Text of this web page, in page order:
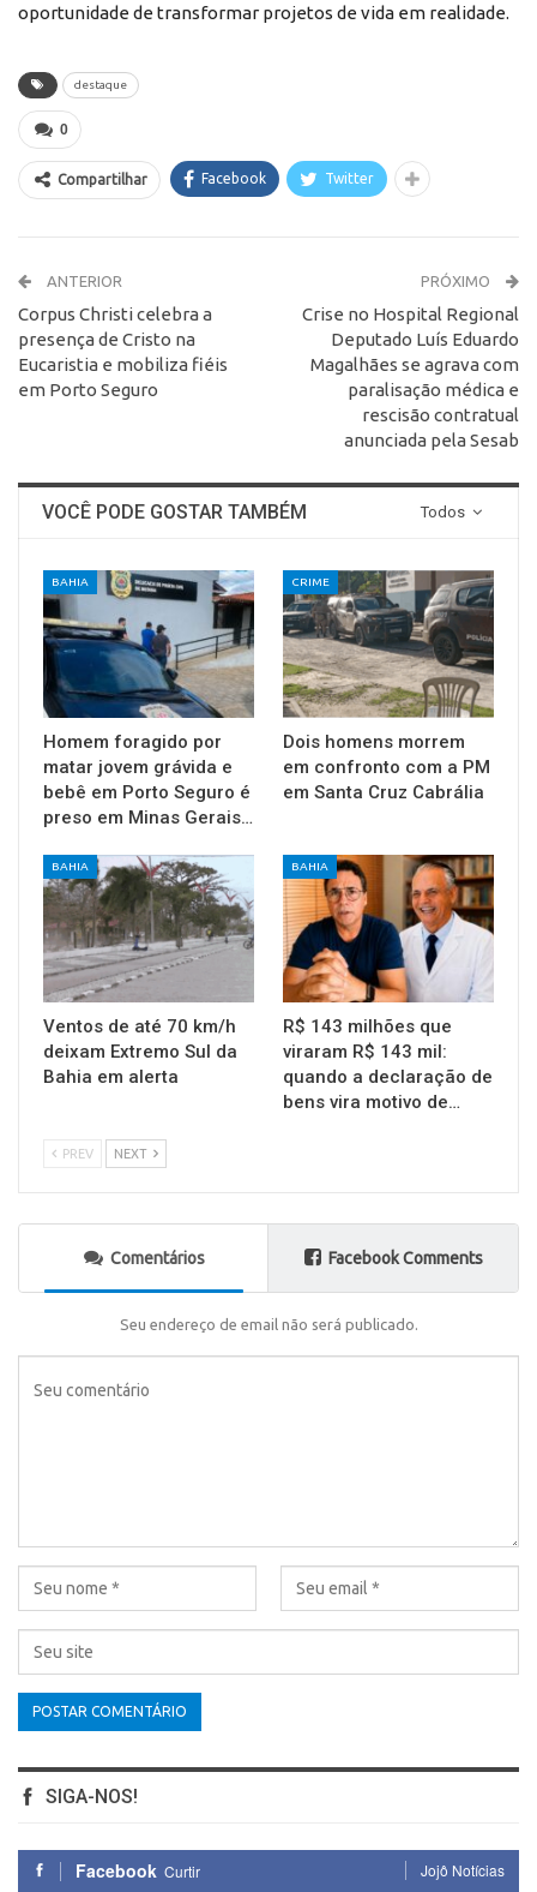
oportunidade de transformar projetos de vida em realidade.
destaque
0
Compartilhar Facebook Twitter
ANTERIOR
Corpus Christi celebra a
presença de Cristo na
Eucaristia e mobiliza fiéis
em Porto Seguro
PRÓXIMO
Crise no Hospital Regional
Deputado Luís Eduardo
Magalhães se agrava com
paralisação médica e
rescisão contratual
anunciada pela Sesab
Todos
VOCÊ PODE GOSTAR TAMBÉM
BAHIA
Homem foragido por
matar jovem grávida e
bebê em Porto Seguro é
preso em Minas Gerais…
CRIME
Dois homens morrem
em confronto com a PM
em Santa Cruz Cabrália
BAHIA
Ventos de até 70 km/h
deixam Extremo Sul da
Bahia em alerta
BAHIA
R$ 143 milhões que
viraram R$ 143 mil:
quando a declaração de
bens vira motivo de…
PREV NEXT
Comentários Facebook Comments
Seu endereço de email não será publicado.
SIGA-NOS!
Facebook Curtir Jojô Notícias